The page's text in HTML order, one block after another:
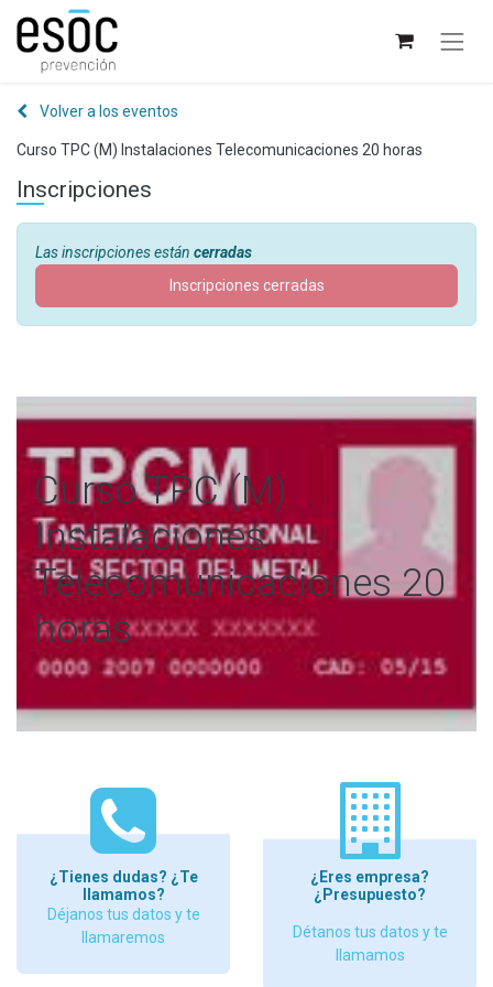
Volver a los eventos
Curso TPC (M) Instalaciones Telecomunicaciones 20 horas
Inscripciones
Las inscripciones están cerradas
Inscripciones cerradas
Curso TPC (M)
Instalaciones
Telecomunicaciones 20
horas
¿Tienes dudas? ¿Te
llamamos?
Déjanos tus datos y te
llamaremos
¿Eres empresa?
¿Presupuesto?
Détanos tus datos y te
llamamos